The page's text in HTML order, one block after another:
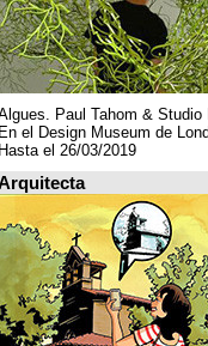
Paul Tahom & Studio
En el Design Museum de
Hasta el 26/03/2019